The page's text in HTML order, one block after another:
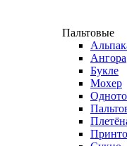
Пальтовые
Ангора
Букле
Мохер